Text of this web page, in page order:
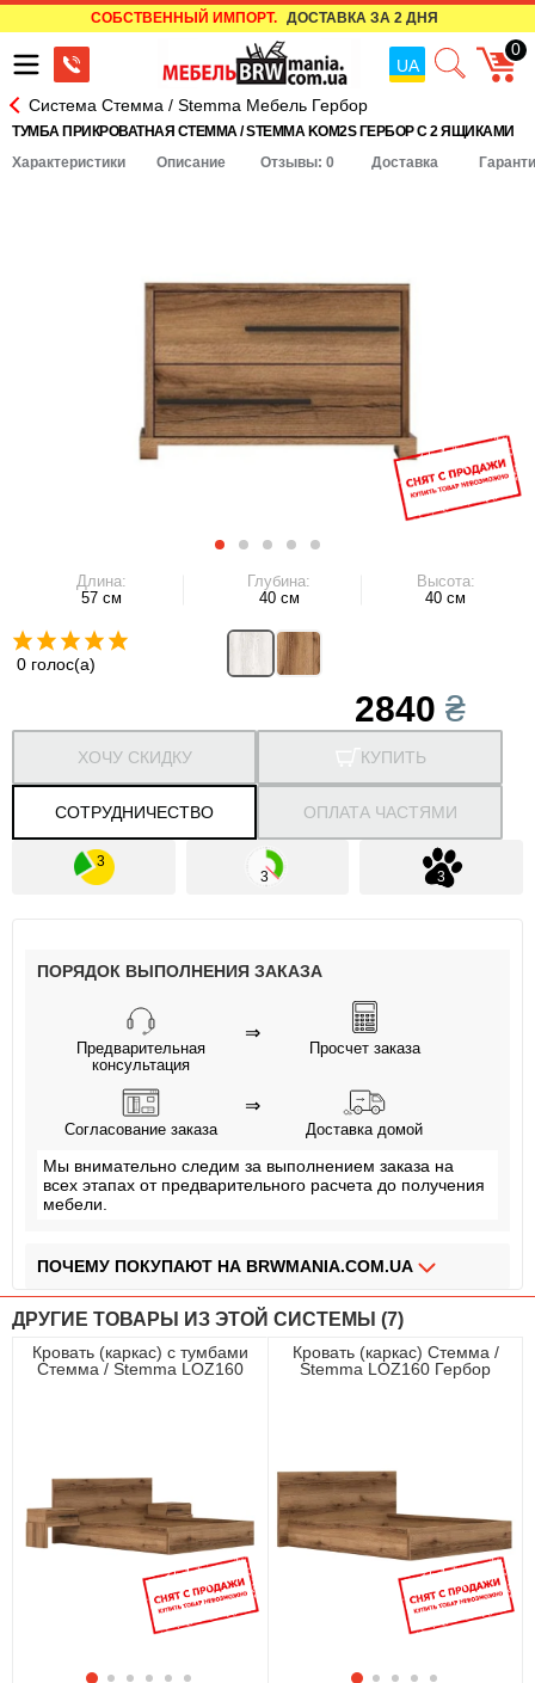
СОБСТВЕННЫЙ ИМПОРТ. ДОСТАВКА ЗА 2 ДНЯ
UA
0
Система Стемма / Stemma Мебель Гербор
ТУМБА ПРИКРОВАТНАЯ СТЕММА / STEMMA KOM2S ГЕРБОР С 2 ЯЩИКАМИ
Характеристики
Описание Отзывы: 0 Доставка
Длина:
57 см
Глубина:
40 см
Высота:
40 см
0 голос(а)
2840₴
КУПИТЬ
СОТРУДНИЧЕСТВО
ХОЧУ СКИДКУ
ОПЛАТА ЧАСТЯМИ
ПОРЯДОК ВЫПОЛНЕНИЯ ЗАКАЗА
Предварительная
консультация
⇒
Просчет заказа
Согласование заказа
⇒
Доставка домой
Мы внимательно следим за выполнением заказа на
всех этапах от предварительного расчета до получения
мебели.
ПОЧЕМУ ПОКУПАЮТ НА BRWMANIA.COM.UA
ДОСТАВКА ЗА 2 ДНЯ
99,9% ДОВОЛЬНЫХ КЛИЕНТОВ
ДРУГИЕ ТОВАРЫ ИЗ ЭТОЙ СИСТЕМЫ (7)
Кровать (каркас) с тумбами
Стемма / Stemma LOZ160
Кровать (каркас) Стемма /
Stemma LOZ160 Гербор